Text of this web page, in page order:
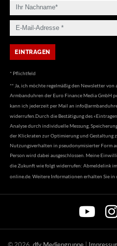
* Pflichtfeld
** Ja, ich möchte regelmäßig den Newsletter
Armbanduhren der Euro Finance Media GmbH
kann ich jederzeit per Mail an
widerrufen.Durch die Bestätigung des
Analyse durch individuelle Messung,
der Klickraten zur Optimierung und Gestaltung
Nutzungsverhalten in pseudonymisierter Form
Person wird dabei ausgeschlossen. Meine
die Zukunft wie folgt widerrufen: Abmeldelink
online.de . Weitere Informationen erhalten Sie in
© 2026 dfv Mediengruppe |